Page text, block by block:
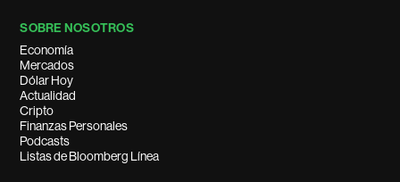
SOBRE NOSOTROS
Economía
Mercados
Dólar Hoy
Actualidad
Cripto
Finanzas Personales
Podcasts
Listas de Bloomberg Línea